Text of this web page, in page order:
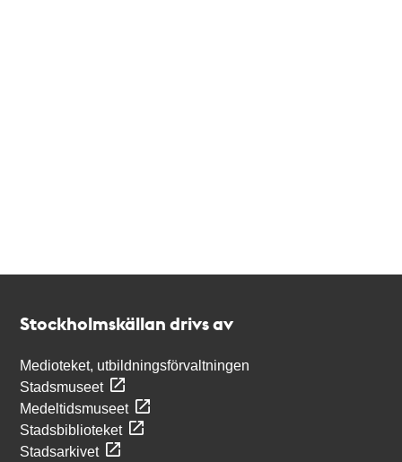
Stockholmskällan drivs av
Medioteket, utbildningsförvaltningen
Stadsmuseet
Medeltidsmuseet
Stadsbiblioteket
Stadsarkivet